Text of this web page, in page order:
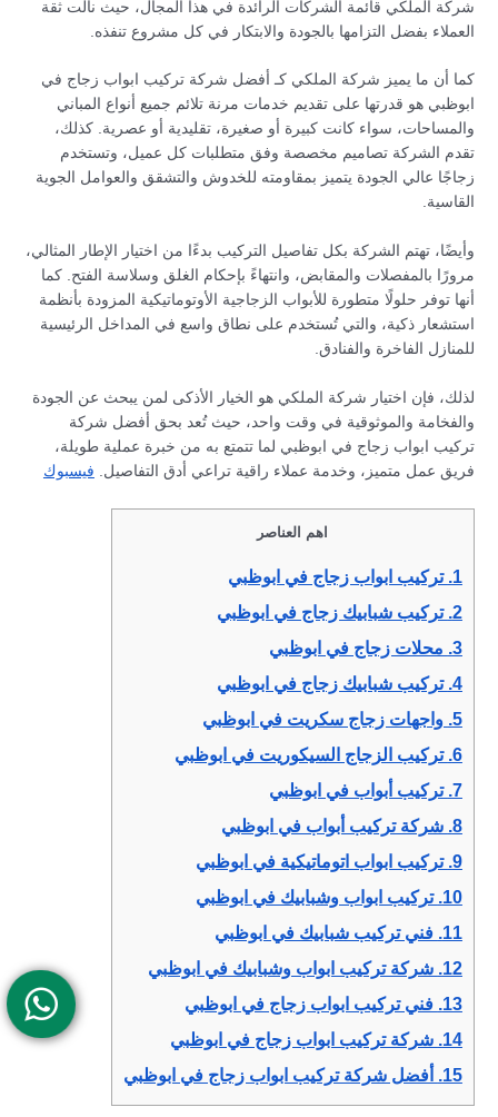
شركة الملكي قائمة الشركات الرائدة في هذا المجال، حيث نالت ثقة
العملاء بفضل التزامها بالجودة والابتكار في كل مشروع تنفذه.
كما أن ما يميز شركة الملكي كـ أفضل شركة تركيب ابواب زجاج في
ابوظبي هو قدرتها على تقديم خدمات مرنة تلائم جميع أنواع المباني
والمساحات، سواء كانت كبيرة أو صغيرة، تقليدية أو عصرية. كذلك،
تقدم الشركة تصاميم مخصصة وفق متطلبات كل عميل، وتستخدم
زجاجًا عالي الجودة يتميز بمقاومته للخدوش والتشقق والعوامل الجوية
القاسية.
وأيضًا، تهتم الشركة بكل تفاصيل التركيب بدءًا من اختيار الإطار المثالي،
مرورًا بالمفصلات والمقابض، وانتهاءً بإحكام الغلق وسلاسة الفتح. كما
أنها توفر حلولًا متطورة للأبواب الزجاجية الأوتوماتيكية المزودة بأنظمة
استشعار ذكية، والتي تُستخدم على نطاق واسع في المداخل الرئيسية
للمنازل الفاخرة والفنادق.
لذلك، فإن اختيار شركة الملكي هو الخيار الأذكى لمن يبحث عن الجودة
والفخامة والموثوقية في وقت واحد، حيث تُعد بحق أفضل شركة
تركيب ابواب زجاج في ابوظبي لما تتمتع به من خبرة عملية طويلة،
فريق عمل متميز، وخدمة عملاء راقية تراعي أدق التفاصيل. فيسبوك
اهم العناصر
1. تركيب ابواب زجاج في ابوظبي
2. تركيب شبابيك زجاج في ابوظبي
3. محلات زجاج في ابوظبي
4. تركيب شبابيك زجاج في ابوظبي
5. واجهات زجاج سكريت في ابوظبي
6. تركيب الزجاج السيكوريت في ابوظبي
7. تركيب أبواب في ابوظبي
8. شركة تركيب أبواب في ابوظبي
9. تركيب ابواب اتوماتيكية في ابوظبي
10. تركيب ابواب وشبابيك في ابوظبي
11. فني تركيب شبابيك في ابوظبي
12. شركة تركيب ابواب وشبابيك في ابوظبي
13. فني تركيب ابواب زجاج في ابوظبي
14. شركة تركيب ابواب زجاج في ابوظبي
15.
أفضل شركة تركيب ابواب زجاج في ابوظبي